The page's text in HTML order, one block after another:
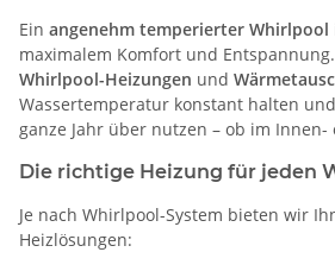
Ein angenehm temperierter Whirlpool
maximalem Komfort und
Whirlpool-Heizungen und
Wassertemperatur konstant halten
ganze Jahr über nutzen – ob im
Die richtige Heizung für jeden
Je nach Whirlpool-System bieten wir
Heizlösungen: